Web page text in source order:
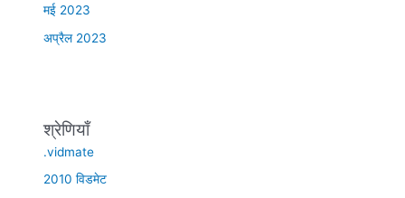
मई 2023
अप्रैल 2023
श्रेणियाँ
.vidmate
2010 विडमेट